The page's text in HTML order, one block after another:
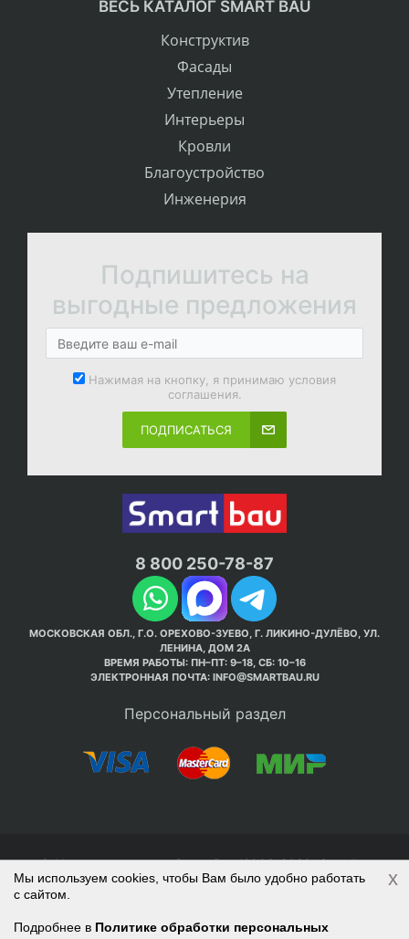
ВЕСЬ КАТАЛОГ SMART BAU
Конструктив
Фасады
Утепление
Интерьеры
Кровли
Благоустройство
Инженерия
Подпишитесь на
выгодные предложения
Нажимая на кнопку, я принимаю условия
соглашения.
ПОДПИСАТЬСЯ
8 800 250-78-87
МОСКОВСКАЯ ОБЛ., Г.О. ОРЕХОВО-ЗУЕВО, Г. ЛИКИНО-ДУЛЁВО, УЛ.
ЛЕНИНА, ДОМ 2А
ВРЕМЯ РАБОТЫ: ПН–ПТ: 9–18, СБ: 10–16
ЭЛЕКТРОННАЯ ПОЧТА: INFO@SMARTBAU.RU
Персональный раздел
© Интернет-магазин Smart Bau ’2003-2026. Стройте
правильно с 1-го раза.
Политика обработки персональных данных
Наверх
Войти
Регистрация
Мы используем cookies, чтобы Вам было удобно работать
с сайтом.
Подробнее в Политике обработки персональных
x